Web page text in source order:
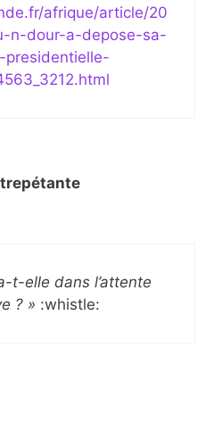
afrique/article/20
n-dour-a-depose-sa-
t-elle dans l’attente
? » :whistle: